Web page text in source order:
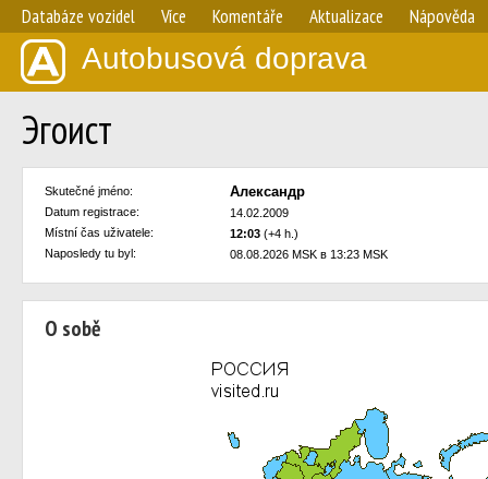
Databáze vozidel Více Komentáře Aktualizace Nápověda
Autobusová doprava
Эгоист
Skutečné jméno: Александр
Datum registrace:
14.02.2009
Místní čas uživatele:
12:03 (+4 h.)
Naposledy tu byl:
08.08.2026 MSK в 13:23 MSK
O sobě